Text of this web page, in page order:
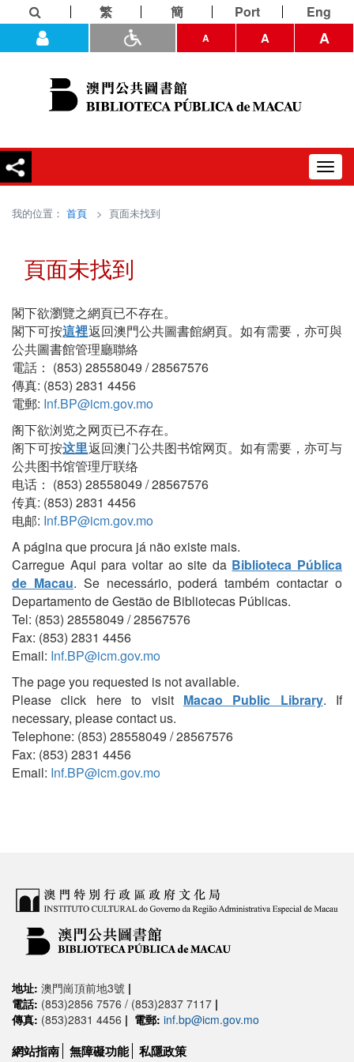
繁 簡 Port Eng
A A A
我的位置： 首頁 > 頁面未找到
頁面未找到
閣下欲瀏覽之網頁已不存在。
閣下可按這裡返回澳門公共圖書館網頁。如有需要，亦可與
公共圖書館管理廳聯絡
電話： (853) 28558049 / 28567576
傳真: (853) 2831 4456
電郵: Inf.BP@icm.gov.mo
阁下欲浏览之网页已不存在。
阁下可按这里返回澳门公共图书馆网页。如有需要，亦可与
公共图书馆管理厅联络
电话： (853) 28558049 / 28567576
传真: (853) 2831 4456
电邮: Inf.BP@icm.gov.mo
A página que procura já não existe mais.
Carregue Aqui para voltar ao site da Biblioteca Pública
de Macau. Se necessário, poderá também contactar o
Departamento de Gestão de Bibliotecas Públicas.
Tel: (853) 28558049 / 28567576
Fax: (853) 2831 4456
Email: Inf.BP@icm.gov.mo
The page you requested is not available.
Please click here to visit Macao Public Library. If
necessary, please contact us.
Telephone: (853) 28558049 / 28567576
Fax: (853) 2831 4456
Email: Inf.BP@icm.gov.mo
地址: 澳門崗頂前地3號 |
電話: (853)2856 7576 / (853)2837 7117 |
傳真: (853)2831 4456 | 電郵: inf.bp@icm.gov.mo
網站指南 無障礙功能 私隱政策